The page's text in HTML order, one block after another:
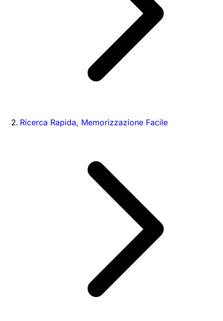
Ricerca Rapida, Memorizzazione Facile